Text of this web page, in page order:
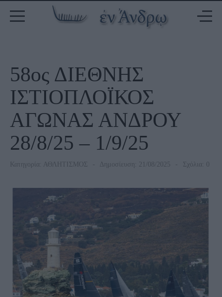
58ος ΔΙΕΘΝΗΣ
ΙΣΤΙΟΠΛΟΪΚΟΣ
ΑΓΩΝΑΣ ΑΝΔΡΟΥ
28/8/25 – 1/9/25
Κατηγορία: ΑΘΛΗΤΙΣΜΟΣ Δημοσίευση: 21/08/2025 Σχόλια: 0